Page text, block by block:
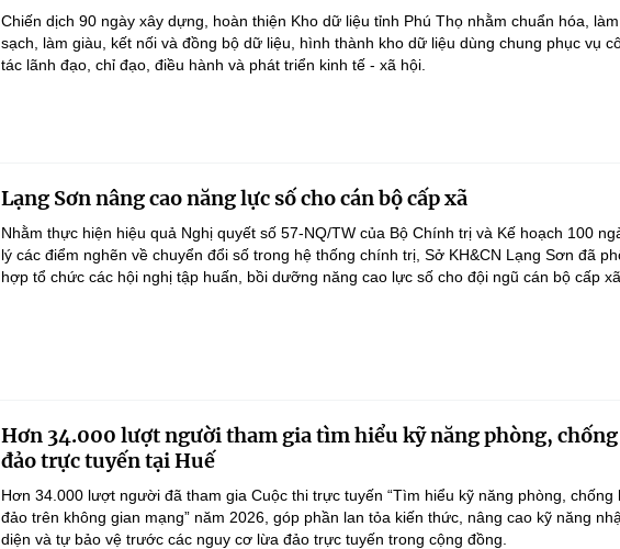
Chiến dịch 90 ngày xây dựng, hoàn thiện Kho dữ liệu tỉnh Phú Thọ nhằm chuẩn hóa, làm
sạch, làm giàu, kết nối và đồng bộ dữ liệu, hình thành kho dữ liệu dùng chung phục vụ
tác lãnh đạo, chỉ đạo, điều hành và phát triển kinh tế - xã hội.
Lạng Sơn nâng cao năng lực số cho cán bộ cấp xã
Nhằm thực hiện hiệu quả Nghị quyết số 57-NQ/TW của Bộ Chính trị và Kế hoạch 100
lý các điểm nghẽn về chuyển đổi số trong hệ thống chính trị, Sở KH&CN Lạng Sơn đã
hợp tổ chức các hội nghị tập huấn, bồi dưỡng năng cao lực số cho đội ngũ cán bộ cấp
Hơn 34.000 lượt người tham gia tìm hiểu kỹ năng phòng,
đảo trực tuyến tại Huế
Hơn 34.000 lượt người đã tham gia Cuộc thi trực tuyến “Tìm hiểu kỹ năng phòng, chống
đảo trên không gian mạng” năm 2026, góp phần lan tỏa kiến thức, nâng cao kỹ năng
diện và tự bảo vệ trước các nguy cơ lừa đảo trực tuyến trong cộng đồng.